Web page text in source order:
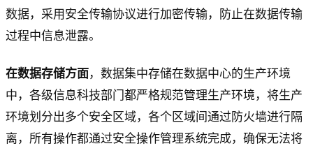
数据，采用安全传输协议进行加密传输，防止在数据传输
过程中信息泄露。
在数据存储方面 ，数据集中存储在数据中心的生产环境
中，各级信息科技部门都严格规范管理生产环境，将生产
环境划分出多个安全区域，各个区域间通过防火墙进行隔
离，所有操作都通过安全操作管理系统完成，确保无法将